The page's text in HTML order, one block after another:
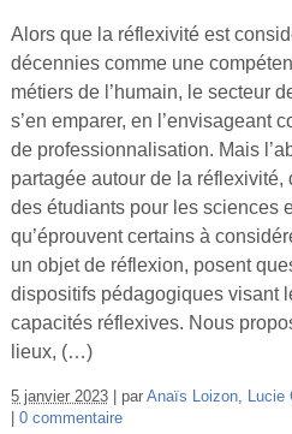
Se
Alors que la réflexivité est
décennies comme une
métiers de l’humain, le secteur
s’en emparer, en l’envisageant
de professionnalisation. Mais
partagée autour de la réflexivité,
des étudiants pour les sciences
qu’éprouvent certains à
un objet de réflexion, posent
dispositifs pédagogiques visant
capacités réflexives. Nous
lieux, (…)
5 janvier 2023 par Anaïs Loizon,
0 commentaire